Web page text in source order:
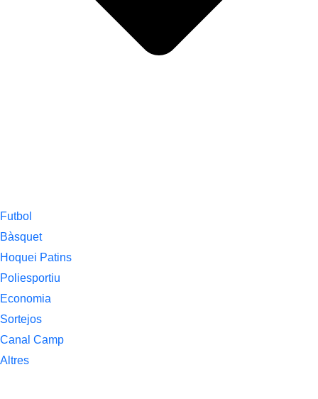
Futbol
Bàsquet
Hoquei Patins
Poliesportiu
Economia
Sortejos
Canal Camp
Altres